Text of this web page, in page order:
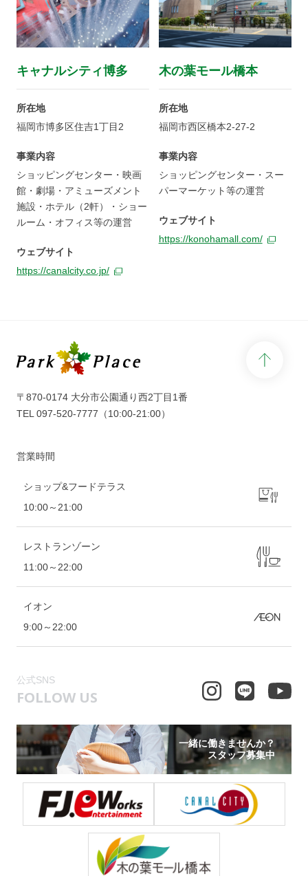
キャナルシティ博多
所在地
福岡市博多区住吉1丁目2
事業内容
ショッピングセンター・映画
館・劇場・アミューズメント
施設・ホテル（2軒）・ショー
ルーム・オフィス等の運営
ウェブサイト
https://canalcity.co.jp/
木の葉モール橋本
所在地
福岡市西区橋本2-27-2
事業内容
ショッピングセンター・スー
パーマーケット等の運営
ウェブサイト
https://konohamall.com/
〒870-0174 大分市公園通り西2丁目1番
TEL 097-520-7777 （10:00-21:00）
営業時間
ショップ&フードテラス
10:00～21:00
レストランゾーン
11:00～22:00
イオン
9:00～22:00
公式SNS
FOLLOW US
一緒に働きませんか？
スタッフ募集中